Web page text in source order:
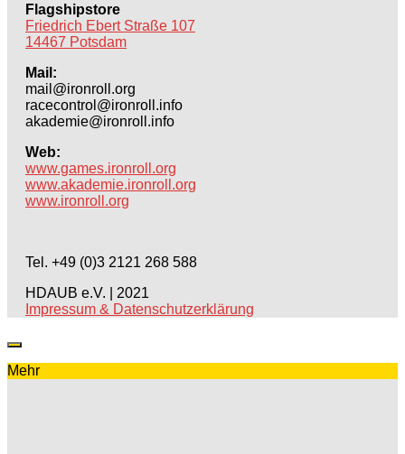
Flagshipstore
Friedrich Ebert Straße 107
14467 Potsdam
Mail:
mail@ironroll.org
racecontrol@ironroll.info
akademie@ironroll.info
Web:
www.games.ironroll.org
www.akademie.ironroll.org
www.ironroll.org
Tel. +49 (0)3 2121 268 588
HDAUB e.V. | 2021
Impressum & Datenschutzerklärung
Mehr